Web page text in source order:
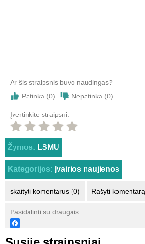
Ar šis straipsnis buvo naudingas?
Patinka (0) Nepatinka (0)
Įvertinkite straipsni:
Žymos: LSMU
Kategorijos: Įvairios naujienos
skaityti komentarus (0) Rašyti komentarą
Pasidalinti su draugais